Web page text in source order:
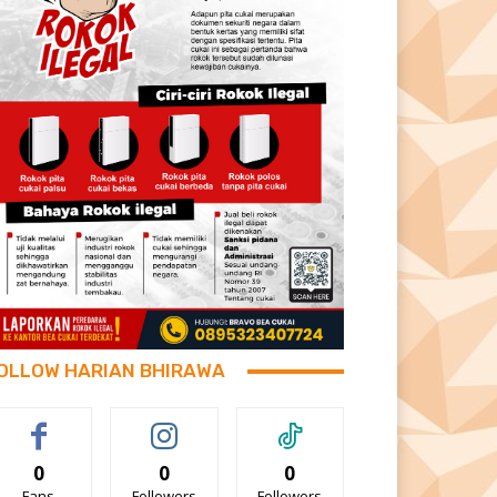
HARIAN BHIRAWA
0 0 0